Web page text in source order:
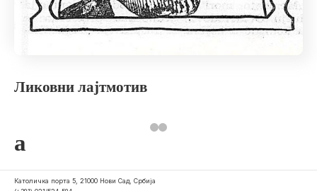
Ликовни лајтмотив
a
Католичка порта 5, 21000 Нови Сад, Србија